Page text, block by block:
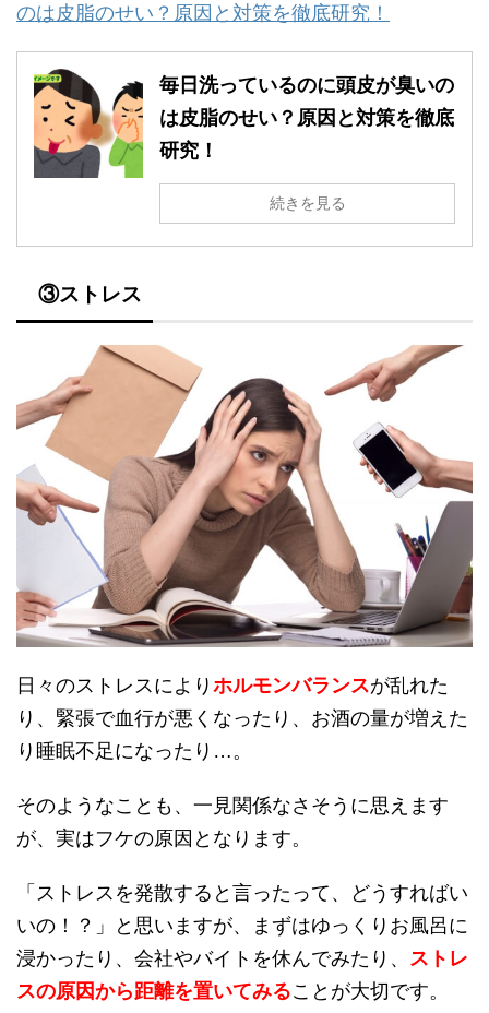
のは皮脂のせい？原因と対策を徹底研究！
毎日洗っているのに頭皮が臭いの
は皮脂のせい？原因と対策を徹底
研究！
続きを見る
③ストレス
日々のストレスにより ホルモンバランスが乱れた
り、緊張で血行が悪くなったり、お酒の量が増えた
り睡眠不足になったり…。
そのようなことも、一見関係なさそうに思えます
が、実はフケの原因となります。
「ストレスを発散すると言ったって、どうすればい
いの！？」と思いますが、まずはゆっくりお風呂に
浸かったり、会社やバイトを休んでみたり、 ストレ
スの原因から距離を置いてみることが大切です。